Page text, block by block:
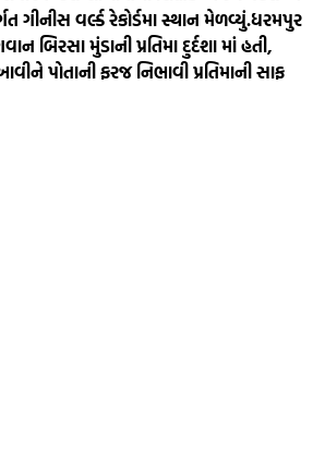
ગીનીસ વર્લ્ડ રેકોર્ડમા સ્થાન મેળવ્યું.ધરમપુર
બિરસા મુંડાની પ્રતિમા દુર્દશા માં હતી,
પોતાની ફરજ નિભાવી પ્રતિમાની સાફ